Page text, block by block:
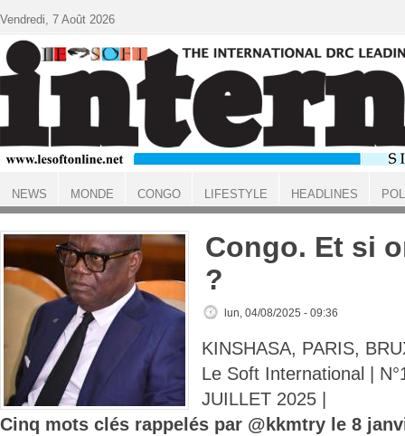
ACCUEIL
Congo. Et si
?
lun, 04/08/2025 - 09:36
KINSHASA, PARIS,
Le Soft International |
JUILLET 2025 |
Cinq mots clés rappelés par @kkmtry le 8
Vendredi, 7 Août 2026
NEWS MONDE CONGO LIFESTYLE HEADLINES